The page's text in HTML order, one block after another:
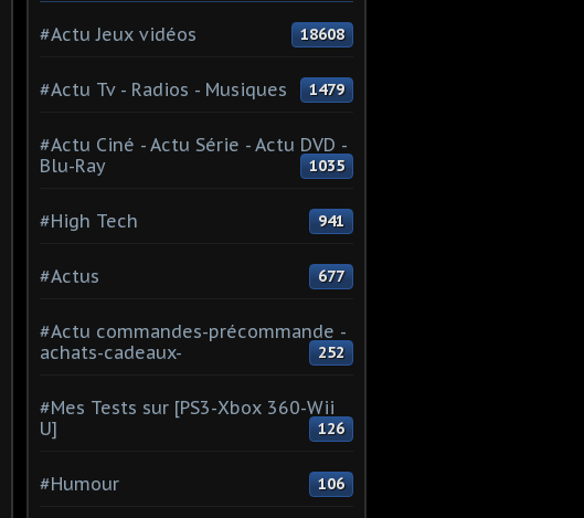
#Actu Jeux vidéos 18608
#Actu Tv - Radios - Musiques 1479
#Actu Ciné - Actu Série - Actu DVD -
Blu-Ray
1035
#High Tech 941
#Actus 677
#Actu commandes-précommande -
achats-cadeaux-
252
#Mes Tests sur [PS3-Xbox 360-Wii
U]
126
#Humour 106